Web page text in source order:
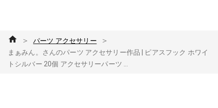
＞ パーツ アクセサリー ＞
まぁみん。さんのパーツ アクセサリー作品 | ピアスフック ホワイ
トシルバー 20個 アクセサリーパーツ ...